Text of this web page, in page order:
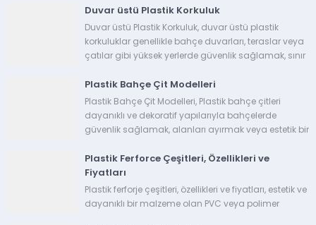
metalin ısıtılarak...
Duvar üstü Plastik Korkuluk
Duvar üstü Plastik Korkuluk, duvar üstü plastik
korkuluklar genellikle bahçe duvarları, teraslar veya
çatılar gibi yüksek yerlerde güvenlik sağlamak, sınır
sistemleridir. Ahşap, metal veya...
Plastik Bahçe Çit Modelleri
Plastik Bahçe Çit Modelleri, Plastik bahçe çitleri
dayanıklı ve dekoratif yapılarıyla bahçelerde
güvenlik sağlamak, alanları ayırmak veya estetik bir
tiplerde plastik bahçe çitleri bulunmaktadır...
Plastik Ferforce Çeşitleri, Özellikleri ve
Fiyatları
Plastik ferforje çeşitleri, özellikleri ve fiyatları, estetik ve
dayanıklı bir malzeme olan PVC veya polimer